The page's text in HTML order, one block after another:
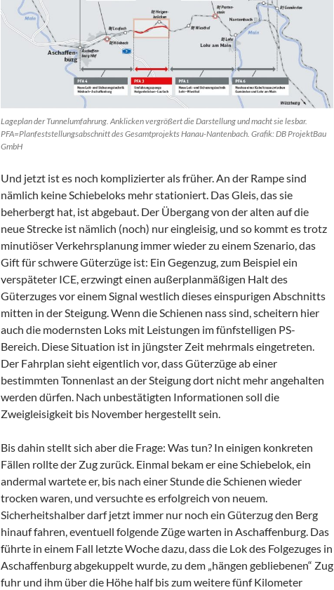
Lageplan der Tunnelumfahrung. Anklicken vergrößert die Darstellung und macht sie lesbar.
PFA=Planfeststellungsabschnitt des Gesamtprojekts Hanau-Nantenbach. Grafik: DB ProjektBau
GmbH
Und jetzt ist es noch komplizierter als früher. An der Rampe sind
nämlich keine Schiebeloks mehr stationiert. Das Gleis, das sie
beherbergt hat, ist abgebaut. Der Übergang von der alten auf die
neue Strecke ist nämlich (noch) nur eingleisig, und so kommt es trotz
minutiöser Verkehrsplanung immer wieder zu einem Szenario, das
Gift für schwere Güterzüge ist: Ein Gegenzug, zum Beispiel ein
verspäteter ICE, erzwingt einen außerplanmäßigen Halt des
Güterzuges vor einem Signal westlich dieses einspurigen Abschnitts
mitten in der Steigung. Wenn die Schienen nass sind, scheitern hier
auch die modernsten Loks mit Leistungen im fünfstelligen PS-
Bereich. Diese Situation ist in jüngster Zeit mehrmals eingetreten.
Der Fahrplan sieht eigentlich vor, dass Güterzüge ab einer
bestimmten Tonnenlast an der Steigung dort nicht mehr angehalten
werden dürfen. Nach unbestätigten Informationen soll die
Zweigleisigkeit bis November hergestellt sein.
Bis dahin stellt sich aber die Frage: Was tun? In einigen konkreten
Fällen rollte der Zug zurück. Einmal bekam er eine Schiebelok, ein
andermal wartete er, bis nach einer Stunde die Schienen wieder
trocken waren, und versuchte es erfolgreich von neuem.
Sicherheitshalber darf jetzt immer nur noch ein Güterzug den Berg
hinauf fahren, eventuell folgende Züge warten in Aschaffenburg. Das
führte in einem Fall letzte Woche dazu, dass die Lok des Folgezuges in
Aschaffenburg abgekuppelt wurde, zu dem „hängen gebliebenen“ Zug
fuhr und ihm über die Höhe half bis zum weitere fünf Kilometer